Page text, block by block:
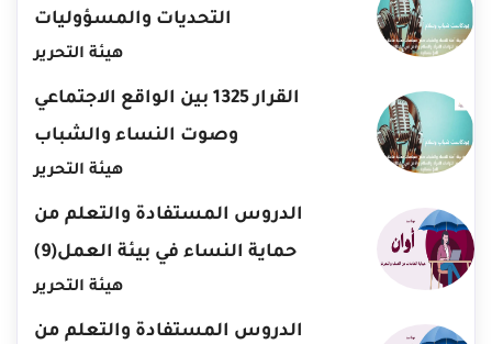
التحديات والمسؤوليات
هيئة التحرير
القرار 1325 بين الواقع الاجتماعي
وصوت النساء والشباب
هيئة التحرير
الدروس المستفادة والتعلم من
حماية النساء في بيئة العمل(9)
هيئة التحرير
الدروس المستفادة والتعلم من